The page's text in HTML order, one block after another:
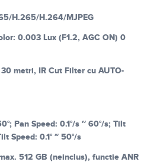
H.265/H.264/MJPEG
0.003 Lux (F1.2, AGC ON) 0
metri, IR Cut Filter cu AUTO-
Pan Speed: 0.1°/s ~ 60°/s; Tilt
Speed: 0.1° ~ 50°/s
512 GB (neinclus), functie ANR